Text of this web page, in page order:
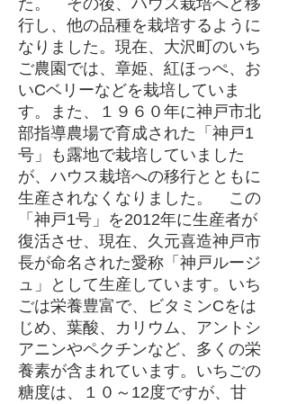
た。 その後、ハウス栽培へと移
行し、他の品種を栽培するように
なりました。現在、大沢町のいち
ご農園では、章姫、紅ほっぺ、お
いCベリーなどを栽培していま
す。また、１９６０年に神戸市北
部指導農場で育成された「神戸1
号」も露地で栽培していました
が、ハウス栽培への移行とともに
生産されなくなりました。 この
「神戸1号」を2012年に生産者が
復活させ、現在、久元喜造神戸市
長が命名された愛称「神戸ルージ
ュ」として生産しています。いち
ごは栄養豊富で、ビタミンCをは
じめ、葉酸、カリウム、アントシ
アニンやペクチンなど、多くの栄
養素が含まれています。いちごの
糖度は、１０～12度ですが、甘